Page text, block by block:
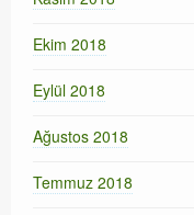
Ekim 2018
Eylül 2018
Ağustos 2018
Temmuz 2018